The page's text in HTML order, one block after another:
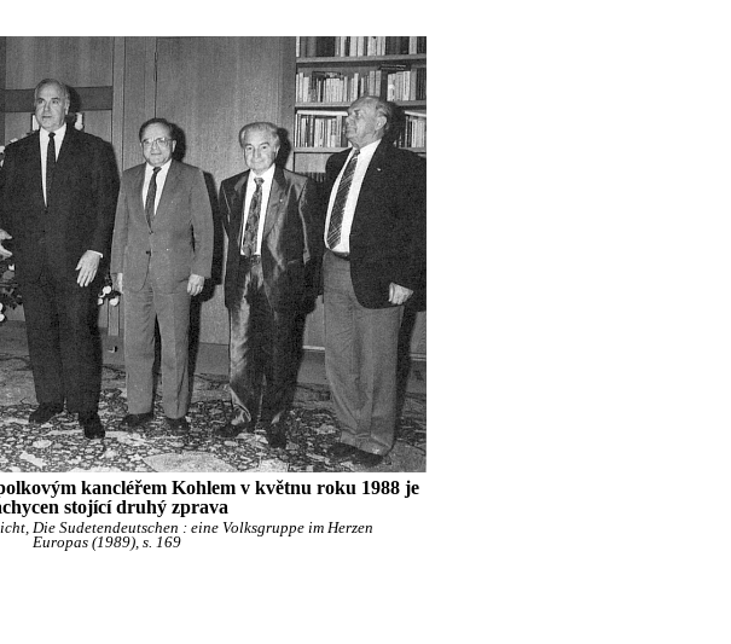
kancléřem Kohlem v květnu roku 1988 je
stojící druhý zprava
Die Sudetendeutschen : eine Volksgruppe im Herzen
Europas (1989), s. 169